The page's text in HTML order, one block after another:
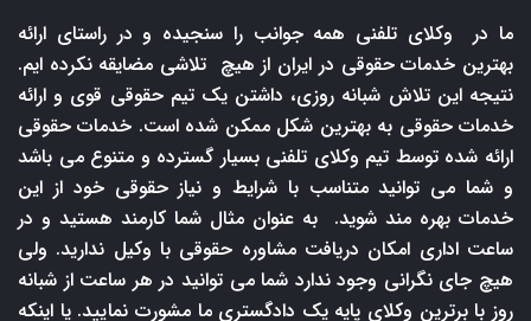
ما در وکلای تلفنی همه جوانب را سنجیده و در راستای ارائه
بهترین خدمات حقوقی در ایران از هیچ تلاشی مضایقه نکرده ایم.
نتیجه این تلاش شبانه روزی، داشتن یک تیم حقوقی قوی و ارائه
خدمات حقوقی به بهترین شکل ممکن شده است. خدمات حقوقی
ارائه شده توسط تیم وکلای تلفنی بسیار گسترده و متنوع می باشد
و شما می توانید متناسب با شرایط و نیاز حقوقی خود از این
خدمات بهره مند شوید. به عنوان مثال شما کارمند هستید و در
ساعت اداری امکان دریافت مشاوره حقوقی با وکیل ندارید. ولی
هیچ جای نگرانی وجود ندارد شما می توانید در هر ساعت از شبانه
روز با برترین وکلای پایه یک دادگستری ما مشورت نمایید. یا اینکه